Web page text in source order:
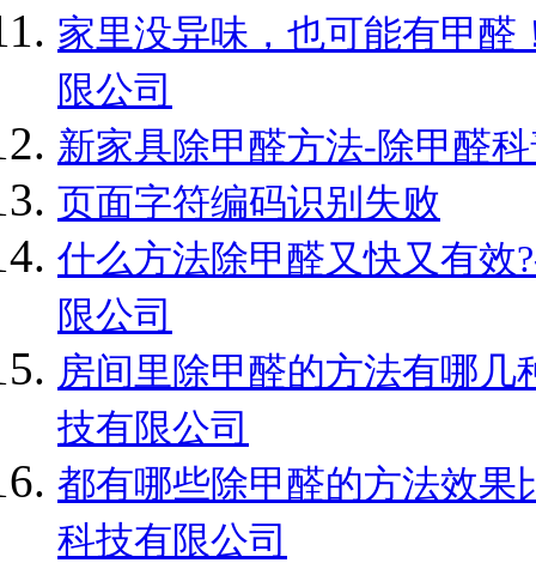
家里没异味，也可能有甲
限公司
新家具除甲醛方法-除甲醛
页面字符编码识别失败
什么方法除甲醛又快又有效
限公司
房间里除甲醛的方法有哪
技有限公司
都有哪些除甲醛的方法效果
科技有限公司